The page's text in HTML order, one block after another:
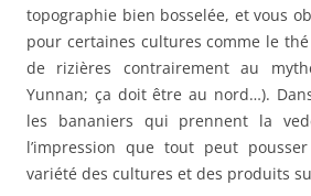
topographie bien bosselée, et vous
pour certaines cultures comme le thé
de rizières contrairement au
Yunnan; ça doit être au nord…).
les bananiers qui prennent la
l’impression que tout peut
variété des cultures et des produits